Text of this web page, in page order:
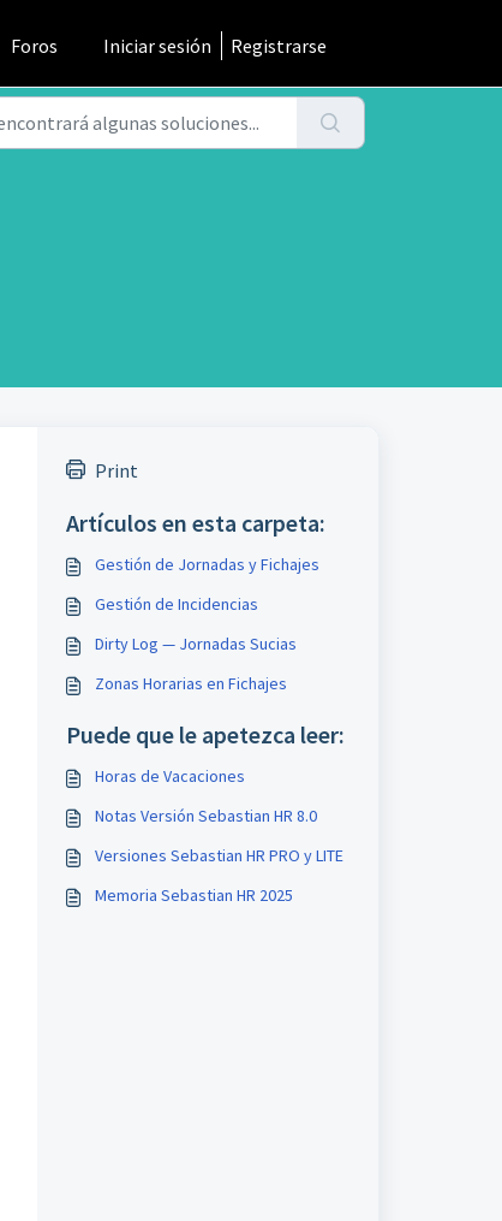
Foros Iniciar sesión Registrarse
Print
Artículos en esta carpeta:
Gestión de Jornadas y Fichajes
Gestión de Incidencias
Dirty Log — Jornadas Sucias
Zonas Horarias en Fichajes
Puede que le apetezca leer:
Horas de Vacaciones
Notas Versión Sebastian HR 8.0
Versiones Sebastian HR PRO y LITE
Memoria Sebastian HR 2025